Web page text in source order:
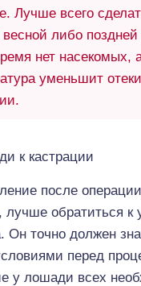
Лучше всего
весной либо
нет насекомых,
уменьшит
к кастрации
после
лучше обратиться к
Он точно должен
перед
у лошади всех